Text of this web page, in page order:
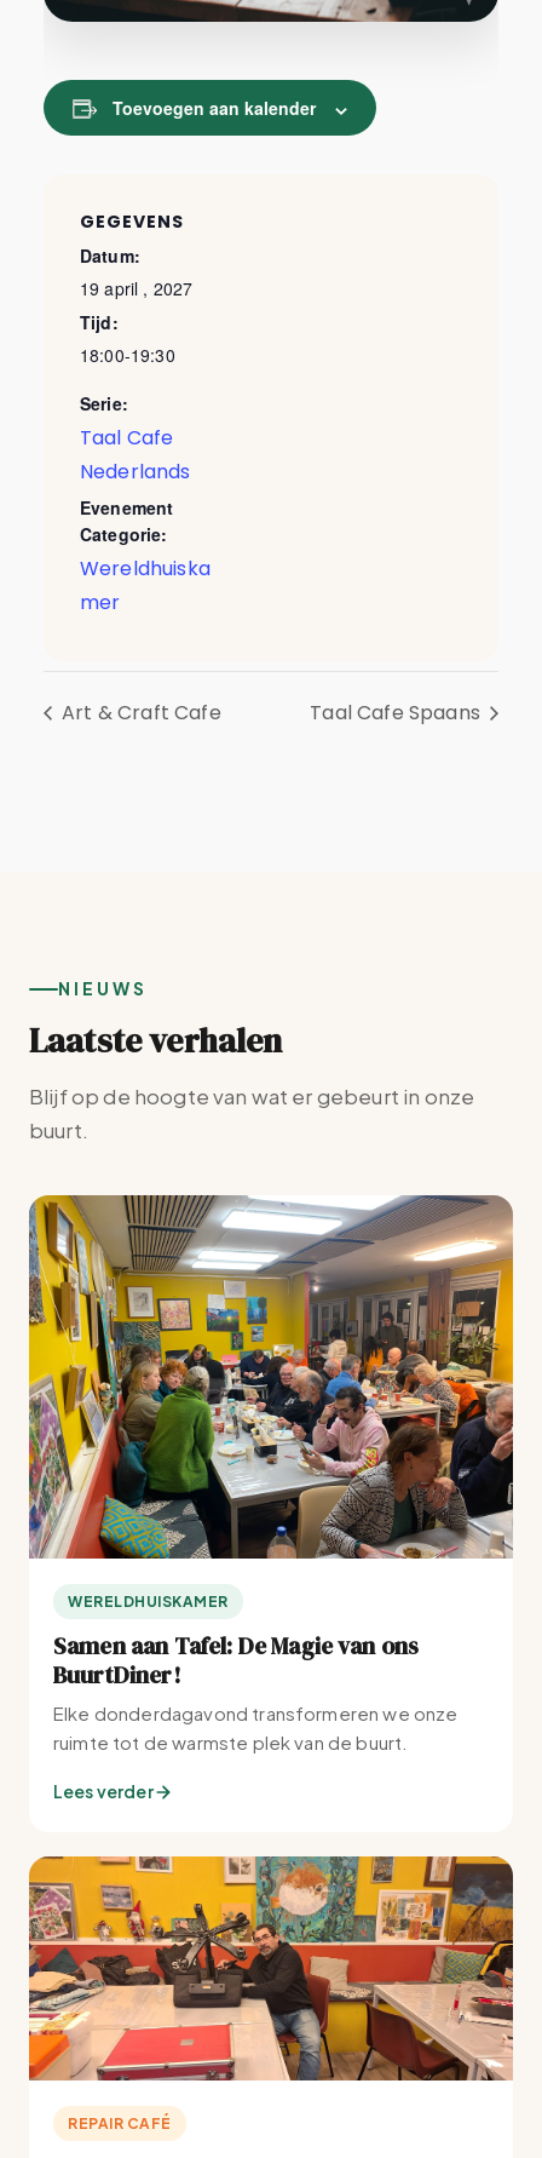
Toevoegen aan kalender
GEGEVENS
Datum:
19 april , 2027
Tijd:
18:00-19:30
Serie:
Taal Cafe
Nederlands
Evenement
Categorie:
Wereldhuiska
mer
Art & Craft Cafe Taal Cafe Spaans
NIEUWS
Laatste verhalen
Blijf op de hoogte van wat er gebeurt in onze
buurt.
WERELDHUISKAMER
Samen aan Tafel: De Magie van ons
BuurtDiner!
Elke donderdagavond transformeren we onze
ruimte tot de warmste plek van de buurt.
Lees verder
REPAIR CAFÉ